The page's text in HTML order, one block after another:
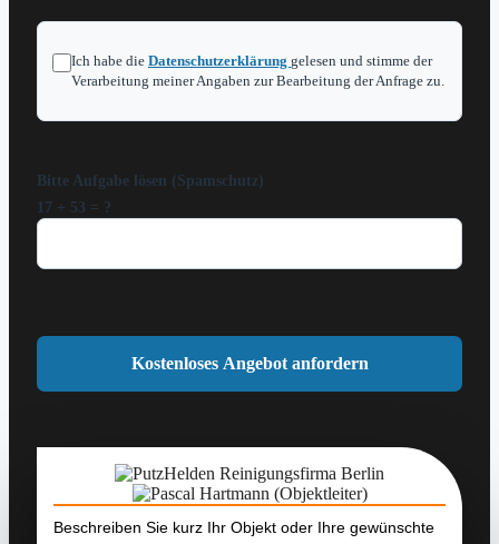
Ich habe die Datenschutzerklärung gelesen und stimme der
Verarbeitung meiner Angaben zur Bearbeitung der Anfrage zu.
Bitte Aufgabe lösen (Spamschutz)
17 + 53 = ?
Beschreiben Sie kurz Ihr Objekt oder Ihre gewünschte